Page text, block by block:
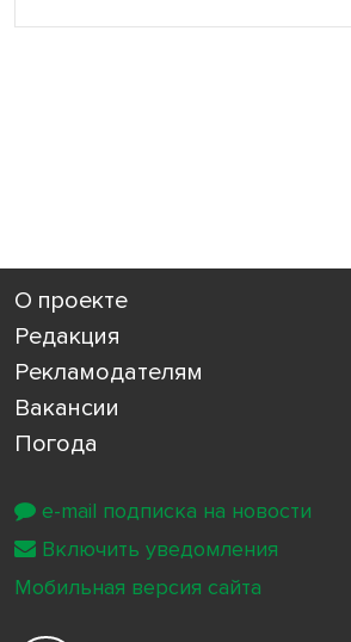
О проекте
Редакция
Рекламодателям
Вакансии
Погода
e-mail подписка на новости
Включить уведомления
Мобильная версия сайта